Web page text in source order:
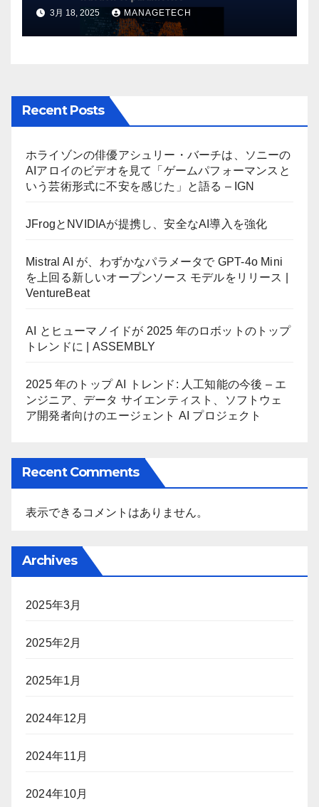
しいオープンソース モデルをリ
リース | VentureBeat
3月 18, 2025 MANAGETECH
Recent Posts
ホライゾンの俳優アシュリー・バーチは、ソニーの
AIアロイのビデオを見て「ゲームパフォーマンスと
いう芸術形式に不安を感じた」と語る – IGN
JFrogとNVIDIAが提携し、安全なAI導入を強化
Mistral AI が、わずかなパラメータで GPT-4o Mini
を上回る新しいオープンソース モデルをリリース |
VentureBeat
AI とヒューマノイドが 2025 年のロボットのトップ
トレンドに | ASSEMBLY
2025 年のトップ AI トレンド: 人工知能の今後 – エ
ンジニア、データ サイエンティスト、ソフトウェ
ア開発者向けのエージェント AI プロジェクト
Recent Comments
表示できるコメントはありません。
Archives
2025年3月
2025年2月
2025年1月
2024年12月
2024年11月
2024年10月